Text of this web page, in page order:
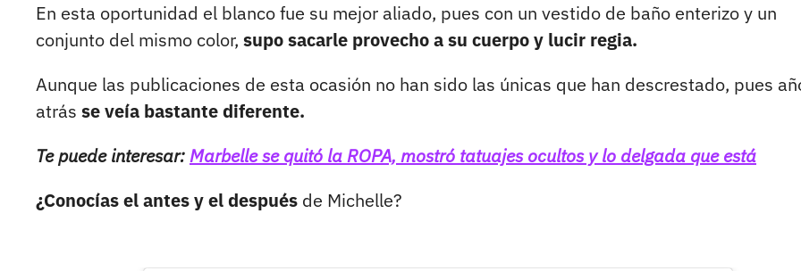
En esta oportunidad el blanco fue su mejor aliado, pues con un vestido de baño enterizo y un
conjunto del mismo color, supo sacarle provecho a su cuerpo y lucir regia.
Aunque las publicaciones de esta ocasión no han sido las únicas que han descrestado, pues
atrás se veía bastante diferente.
Te puede interesar:Marbelle se quitó la ROPA, mostró tatuajes ocultos y lo delgada que está
¿Conocías el antes y el después de Michelle?